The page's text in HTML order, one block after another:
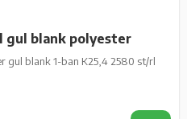
gul blank polyester
gul blank 1-ban K25,4 2580 st/rl